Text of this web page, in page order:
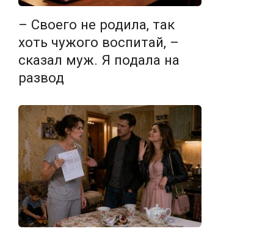
– Своего не родила, так
хоть чужого воспитай, –
сказал муж. Я подала на
развод